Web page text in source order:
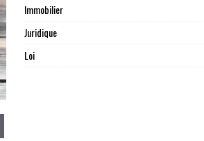
Immobilier
Juridique
Loi